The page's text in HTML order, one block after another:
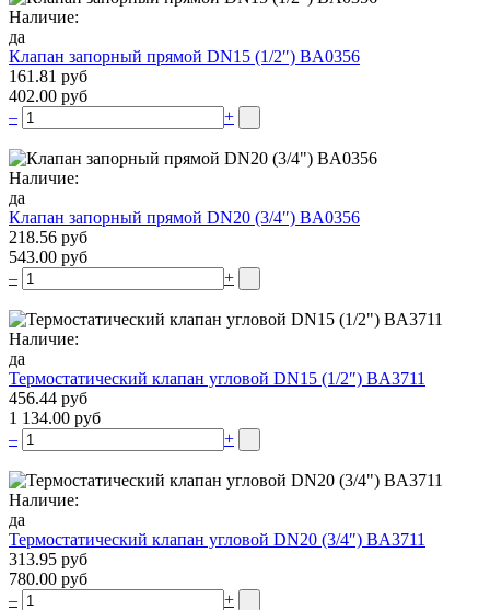
Наличие:
да
Клапан запорный прямой DN15 (1/2″) BA0356
161.81 руб
402.00 руб
–
+
Наличие:
да
Клапан запорный прямой DN20 (3/4″) BA0356
218.56 руб
543.00 руб
–
+
Наличие:
да
Термостатический клапан угловой DN15 (1/2″) BA3711
456.44 руб
1 134.00 руб
–
+
Наличие:
да
Термостатический клапан угловой DN20 (3/4″) BA3711
313.95 руб
780.00 руб
–
+